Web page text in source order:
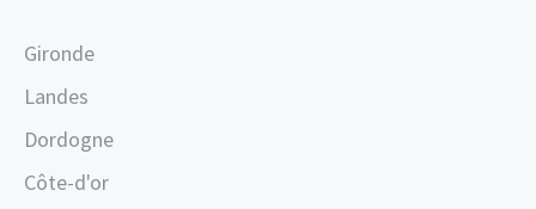
Gironde
Landes
Dordogne
Côte-d'or